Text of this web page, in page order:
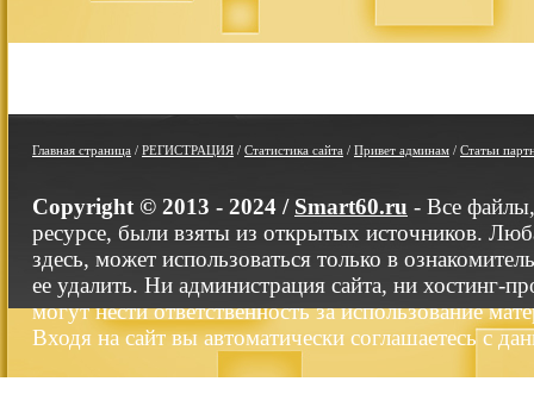
Главная страница / РЕГИСТРАЦИЯ / Статистика сайта / Привет админам / Статьи
Copyright © 2013 - 2024 / Smart60.ru - Все
ресурсе, были взяты из открытых источников.
здесь, может использоваться только в
ее удалить. Ни администрация сайта, ни хостинг-
могут нести ответственность за использование
Входя на сайт вы автоматически соглашаетесь с